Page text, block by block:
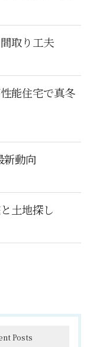
取り工夫
能住宅で真冬
新動向
土地探し
Posts